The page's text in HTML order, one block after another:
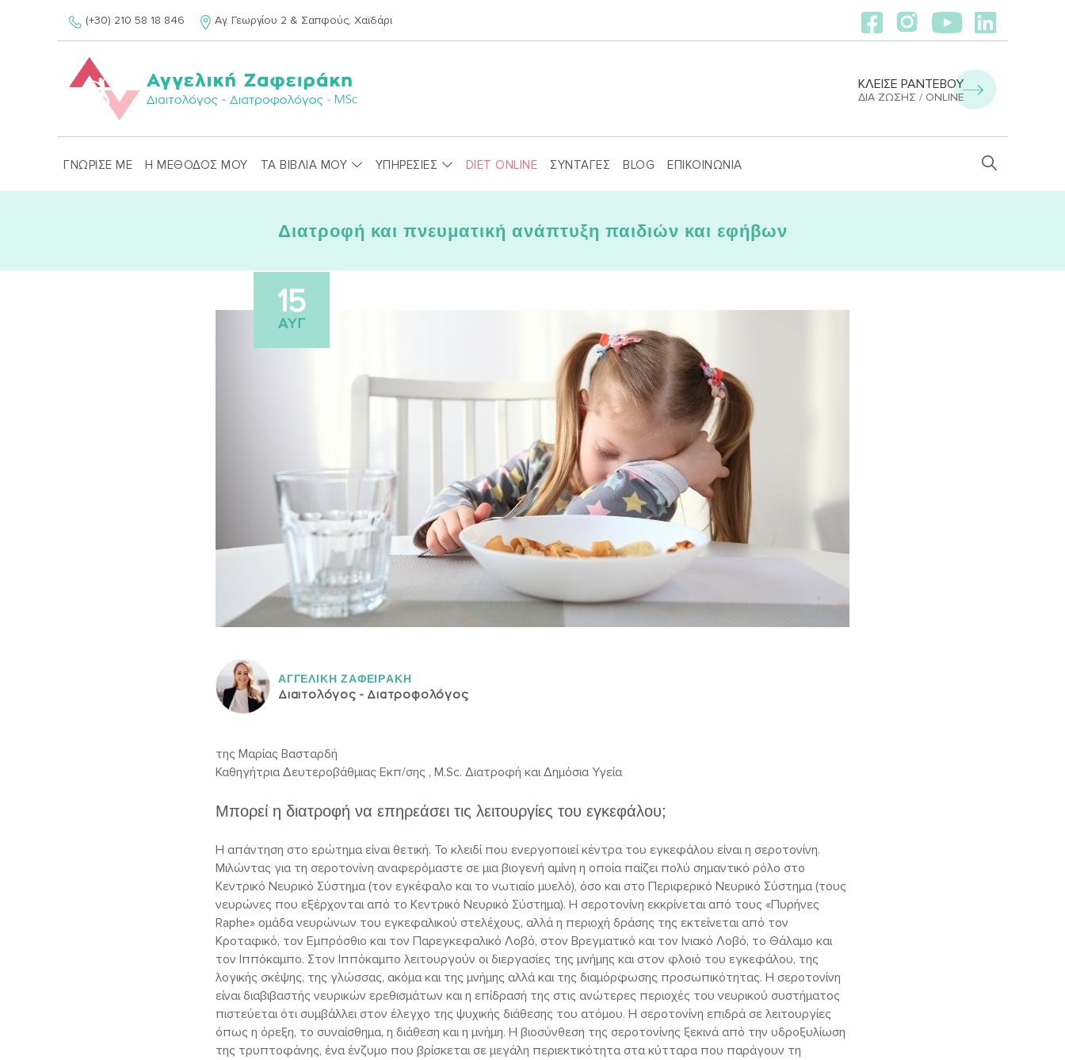
(+30) 210 58 18 846 Αγ. Γεωργίου 2 & Σαπφούς, Χαϊδάρι
ΚΛΕΙΣΕ ΡΑΝΤΕΒΟΥ
ΔΙΑ ΖΏΣΗΣ / ONLINE
ΓΝΩΡΙΣΕ ΜΕ Η ΜΕΘΟΔΟΣ ΜΟΥ ΤΑ ΒΙΒΛΙΑ ΜΟΥ ΥΠΗΡΕΣΙΕΣ DIET ONLINE ΣΥΝΤΑΓΕΣ BLOG ΕΠΙΚΟΙΝΩΝΙΑ
Διατροφή και πνευματική ανάπτυξη παιδιών και εφήβων
15
ΑΥΓ
ΑΓΓΕΛΙΚH ΖΑΦΕΙΡAΚΗ
Διαιτολόγος - Διατροφολόγος
της Μαρίας Βασταρδή
Καθηγήτρια Δευτεροβάθμιας Εκπ/σης , M.Sc. Διατροφή και Δημόσια Υγεία
Μπορεί η διατροφή να επηρεάσει τις λειτουργίες του εγκεφάλου;
Η απάντηση στο ερώτημα είναι θετική. Το κλειδί που ενεργοποιεί κέντρα του εγκεφάλου είναι η σεροτονίνη.
Μιλώντας για τη σεροτονίνη αναφερόμαστε σε μια βιογενή αμίνη η οποία παίζει πολύ σημαντικό ρόλο στο
Κεντρικό Νευρικό Σύστημα (τον εγκέφαλο και το νωτιαίο μυελό), όσο και στο Περιφερικό Νευρικό Σύστημα (τους
νευρώνες που εξέρχονται από το Κεντρικό Νευρικό Σύστημα). Η σεροτονίνη εκκρίνεται από τους «Πυρήνες
Raphe» ομάδα νευρώνων του εγκεφαλικού στελέχους, αλλά η περιοχή δράσης της εκτείνεται από τον
Κροταφικό, τον Εμπρόσθιο και τον Παρεγκεφαλικό Λοβό, στον Βρεγματικό και τον Ινιακό Λοβό, το Θάλαμο και
τον Ιππόκαμπο. Στον Ιππόκαμπο λειτουργούν οι διεργασίες της μνήμης και στον φλοιό του εγκεφάλου, της
λογικής σκέψης, της γλώσσας, ακόμα και της μνήμης αλλά και της διαμόρφωσης προσωπικότητας. Η σεροτονίνη
είναι διαβιβαστής νευρικών ερεθισμάτων και η επίδρασή της στις ανώτερες περιοχές του νευρικού συστήματος
πιστεύεται ότι συμβάλλει στον έλεγχο της ψυχικής διάθεσης του ατόμου. Η σεροτονίνη επιδρά σε λειτουργίες
όπως η όρεξη, το συναίσθημα, η διάθεση και η μνήμη. Η βιοσύνθεση της σεροτονίνης ξεκινά από την υδροξυλίωση
της τρυπτοφάνης, ένα ένζυμο που βρίσκεται σε μεγάλη περιεκτικότητα στα κύτταρα που παράγουν τη